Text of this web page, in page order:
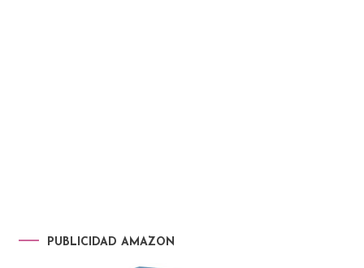
PUBLICIDAD AMAZON